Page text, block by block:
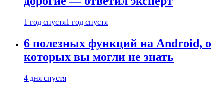
1 год спустя1 год спустя
6 полезных функций на Android, о
которых вы могли не знать
4 дня спустя